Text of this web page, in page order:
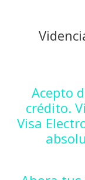
Acepto
crédito.
Visa